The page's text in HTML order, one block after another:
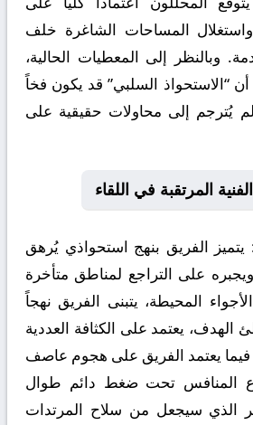
المساحات الشاغرة خلف
وبالنظر إلى المعطيات الحالية،
“الاستحواذ السلبي” قد يكون فخاً
يُترجم إلى محاولات حقيقية على
المرتقبة في اللقاء
يتميز الفريق بنهج استحواذي يُرهق
على التراجع لمناطق متأخرة
المحيطة، يتبنى الفريق نهجاً
الهدف، يعتمد على الكثافة العددية
يعتمد الفريق على هجوم عاصف
المنافس تحت ضغط دائم طوال
الذي سيجعل من سلاح المرتدات